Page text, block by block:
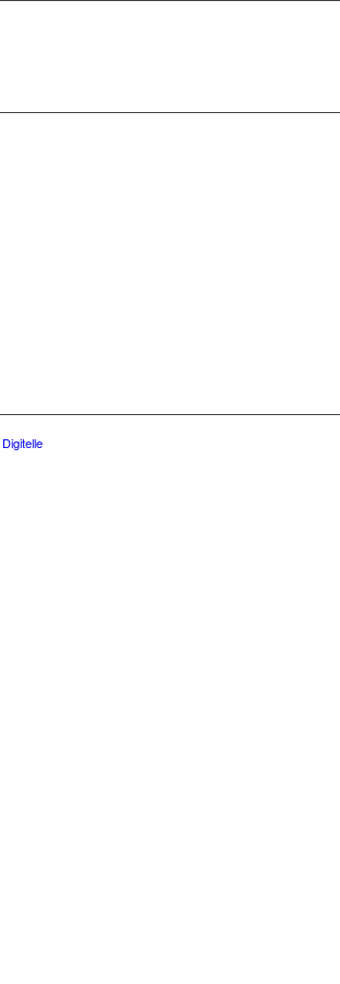
Digitelle